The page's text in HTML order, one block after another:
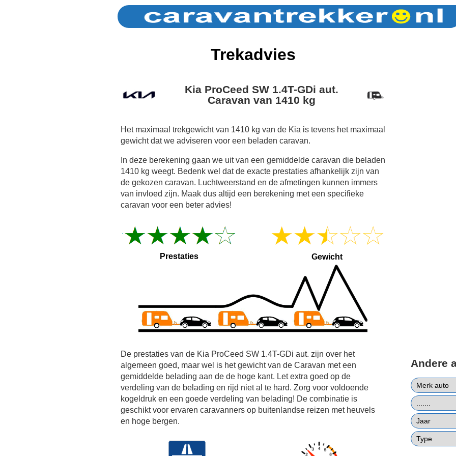
Trekadvies
Kia ProCeed SW 1.4T-GDi aut.
Caravan van 1410 kg
Het maximaal trekgewicht van 1410 kg van de Kia is tevens het maximaal
gewicht dat we adviseren voor een beladen caravan.
In deze berekening gaan we uit van een gemiddelde caravan die beladen
1410 kg weegt. Bedenk wel dat de exacte prestaties afhankelijk zijn van
de gekozen caravan. Luchtweerstand en de afmetingen kunnen immers
van invloed zijn. Maak dus altijd een berekening met een specifieke
caravan voor een beter advies!
Prestaties Gewicht
De prestaties van de Kia ProCeed SW 1.4T-GDi aut. zijn over het
algemeen goed, maar wel is het gewicht van de Caravan met een
gemiddelde belading aan de de hoge kant. Let extra goed op de
verdeling van de belading en rijd niet al te hard. Zorg voor voldoende
kogeldruk en een goede verdeling van belading! De combinatie is
geschikt voor ervaren caravanners op buitenlandse reizen met heuvels
en hoge bergen.
Andere